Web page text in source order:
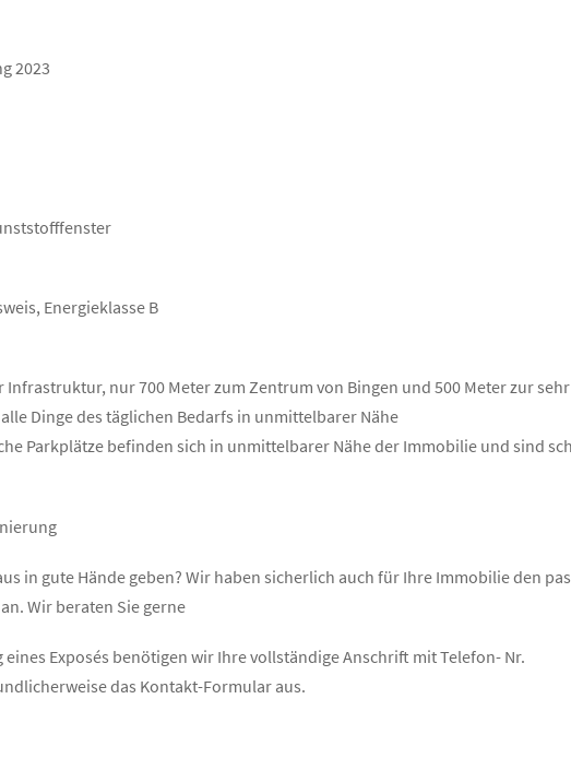
2023
Energieklasse B
Infrastruktur, nur 700 Meter zum Zentrum von Bingen und 500 Meter zur
Dinge des täglichen Bedarfs in unmittelbarer Nähe
Parkplätze befinden sich in unmittelbarer Nähe der Immobilie und sind
in gute Hände geben? Wir haben sicherlich auch für Ihre Immobilie den
Wir beraten Sie gerne
eines Exposés benötigen wir Ihre vollständige Anschrift mit Telefon- Nr.
das Kontakt-Formular aus.